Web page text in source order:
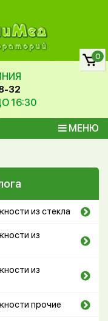
32
16:30
МЕНЮ
0
из стекла
из
из
прочие